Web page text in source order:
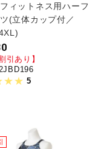
ィットネス用ハーフ
(立体カップ付／
引あり】
5